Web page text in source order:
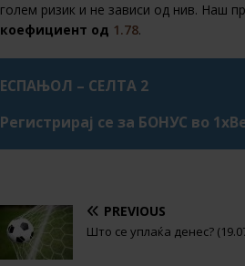
голем ризик и не зависи од нив. Наш
коефициент од 1.78.
ЕСПАЊОЛ – СЕЛТА 2
Регистрирај се за БОНУС во
PREVIOUS
Што се уплаќа денес?